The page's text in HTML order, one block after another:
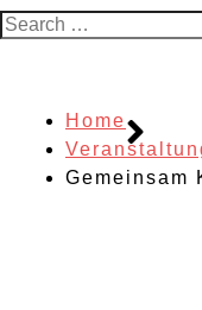
Search…
Home
Gemeinsam